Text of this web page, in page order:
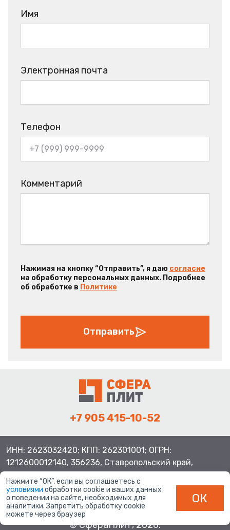
Имя
Электронная почта
Телефон
Комментарий
Нажимая на кнопку “Отправить”, я даю согласие
на обработку персональных данных. Подробнее
об обработке в Политике
Отправить
+7 905 415-10-52
ИНН: 2623032420; КПП: 262301001; ОГРН:
1212600012140, 356236, Ставропольский край,
© СфераПлит, 2026.
Нажмите “ОК”, если вы соглашаетесь с
условиями обработки cookie и ваших данных
о поведении на сайте, необходимых для
аналитики. Запретить обработку cookie
можете через браузер
ОК